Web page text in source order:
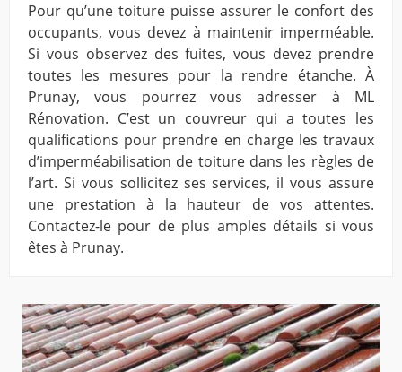
Pour qu’une toiture puisse assurer le confort des
occupants, vous devez à maintenir imperméable.
Si vous observez des fuites, vous devez prendre
toutes les mesures pour la rendre étanche. À
Prunay, vous pourrez vous adresser à ML
Rénovation. C’est un couvreur qui a toutes les
qualifications pour prendre en charge les travaux
d’imperméabilisation de toiture dans les règles de
l’art. Si vous sollicitez ses services, il vous assure
une prestation à la hauteur de vos attentes.
Contactez-le pour de plus amples détails si vous
êtes à Prunay.